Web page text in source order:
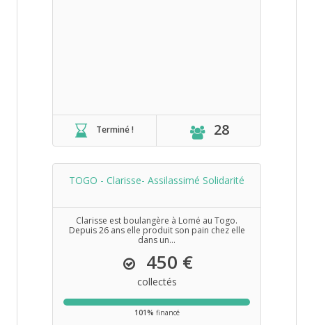
Terminé ! 28
TOGO - Clarisse- Assilassimé Solidarité
Clarisse est boulangère à Lomé au Togo.
Depuis 26 ans elle produit son pain chez elle
dans un...
450 €
collectés
101% financé